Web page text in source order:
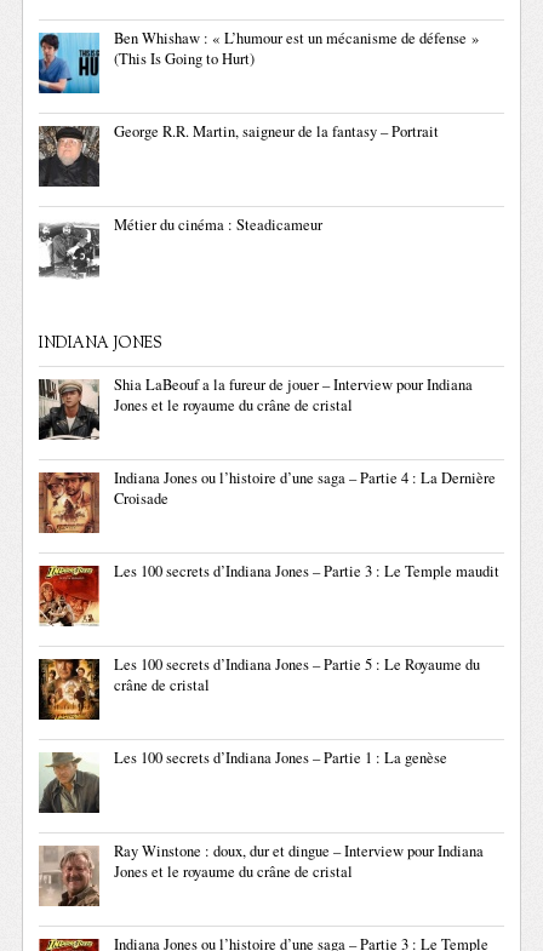
Ben Whishaw : « L’humour est un mécanisme de défense »
(This Is Going to Hurt)
George R.R. Martin, saigneur de la fantasy – Portrait
Métier du cinéma : Steadicameur
INDIANA JONES
Shia LaBeouf a la fureur de jouer – Interview pour Indiana
Jones et le royaume du crâne de cristal
Indiana Jones ou l’histoire d’une saga – Partie 4 : La Dernière
Croisade
Les 100 secrets d’Indiana Jones – Partie 3 : Le Temple maudit
Les 100 secrets d’Indiana Jones – Partie 5 : Le Royaume du
crâne de cristal
Les 100 secrets d’Indiana Jones – Partie 1 : La genèse
Ray Winstone : doux, dur et dingue – Interview pour Indiana
Jones et le royaume du crâne de cristal
Indiana Jones ou l’histoire d’une saga – Partie 3 : Le Temple